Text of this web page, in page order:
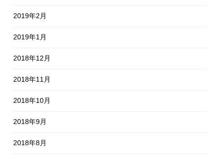
2019年2月
2019年1月
2018年12月
2018年11月
2018年10月
2018年9月
2018年8月